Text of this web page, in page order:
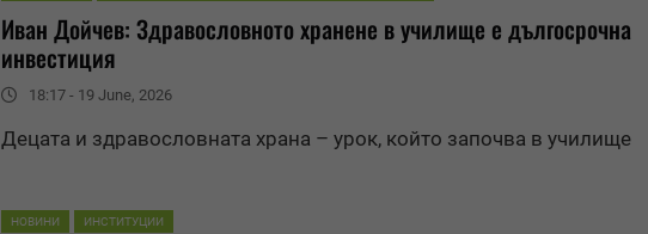
Иван Дойчев: Здравословното хранене в училище е дългосрочна
инвестиция
18:17 - 19 June, 2026
Децата и здравословната храна – урок, който започва в училище
НОВИНИ ИНСТИТУЦИИ